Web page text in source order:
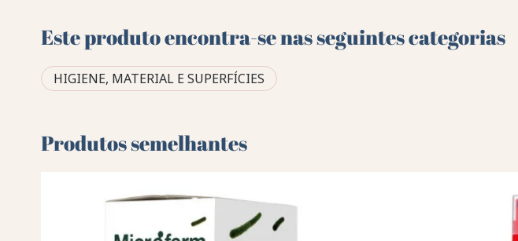
Este produto encontra-se nas seguintes categorias
HIGIENE, MATERIAL E SUPERFÍCIES
Produtos semelhantes